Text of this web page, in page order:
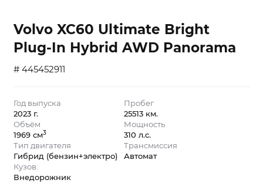
Volvo XC60 Ultimate Bright
Plug-In Hybrid AWD Panorama
# 445452911
Год выпуска
2023 г.
Пробег
25513 км.
Объём
1969 см3
Мощность
310 л.с.
Тип двигателя
Гибрид (бензин+электро)
Трансмиссия
Автомат
Кузов:
Внедорожник